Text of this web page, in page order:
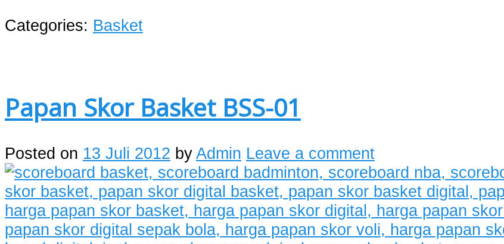
Categories: Basket
Papan Skor Basket BSS-01
Posted on 13 Juli 2012 byAdmin Leave a comment